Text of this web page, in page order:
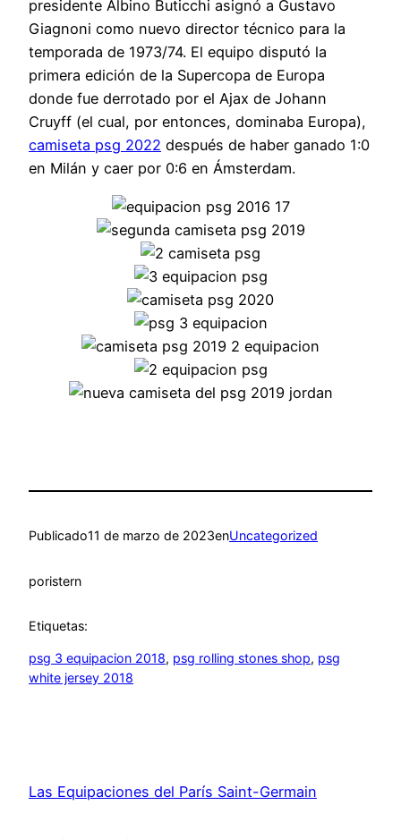
presidente Albino Buticchi asignó a Gustavo
Giagnoni como nuevo director técnico para la
temporada de 1973/74. El equipo disputó la
primera edición de la Supercopa de Europa
donde fue derrotado por el Ajax de Johann
Cruyff (el cual, por entonces, dominaba Europa),
camiseta psg 2022 después de haber ganado 1:0
en Milán y caer por 0:6 en Ámsterdam.
Publicado11 de marzo de 2023enUncategorized
poristern
Etiquetas:
psg 3 equipacion 2018, psg rolling stones shop, psg
white jersey 2018
Las Equipaciones del París Saint-Germain